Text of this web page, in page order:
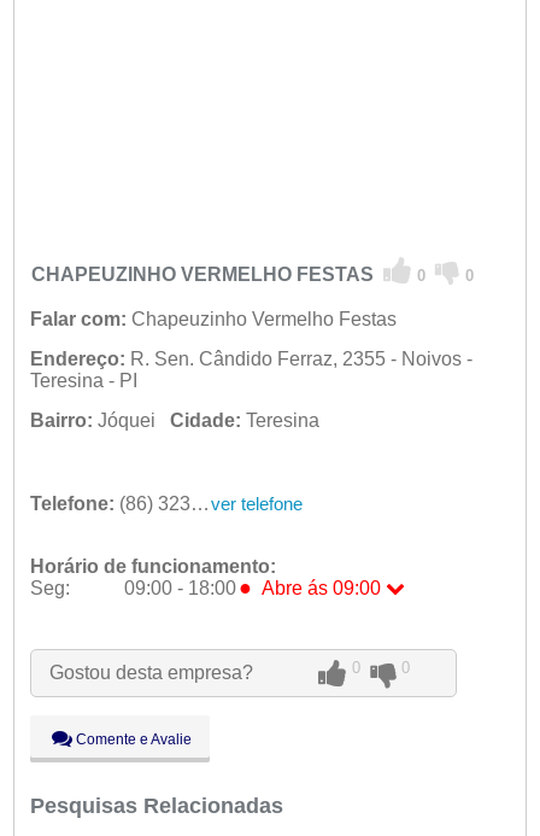
CHAPEUZINHO VERMELHO FESTAS 0 0
Falar com: Chapeuzinho Vermelho Festas
Endereço: R. Sen. Cândido Ferraz, 2355 - Noivos -
Teresina - PI
Bairro: Jóquei Cidade: Teresina
Telefone: (86) 3232-5040 ver telefone
Horário de funcionamento:
Seg:
09:00 - 18:00 ● Abre ás 09:00
Qua:
09:00 - 18:00
Qui:
09:00 - 18:00
Sáb:
Dom:
Fechado
Gostou desta empresa? 0 0
Comente e Avalie
Pesquisas Relacionadas